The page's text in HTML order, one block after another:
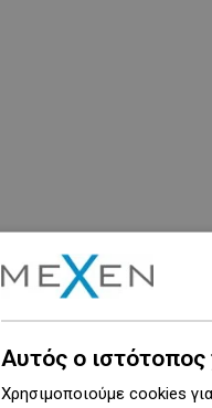
Αυτός ο
Χρησιμοποιούμε cookies